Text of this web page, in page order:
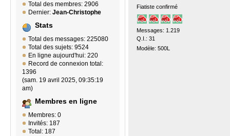
Total des membres: 2906
Dernier: Jean-Christophe
Stats
Total des messages: 225080
Total des sujets: 9524
En ligne aujourd'hui: 220
Record de connexion total:
1396
(sam. 19 avril 2025, 09:35:19
am)
Membres en ligne
Membres: 0
Invités: 187
Total: 187
Fiatiste confirmé
Messages: 1.219
Q.I.: 31
Modèle: 500L